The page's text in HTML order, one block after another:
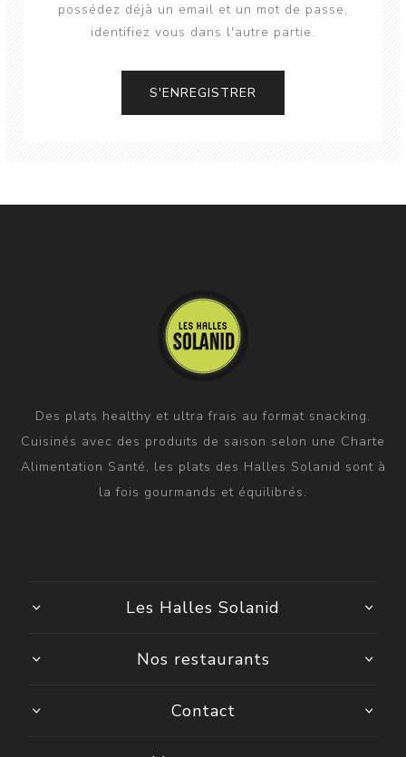
possédez déjà un email et un mot de passe,
identifiez vous dans l'autre partie.
S'ENREGISTRER
Des plats healthy et ultra frais au format snacking.
Cuisinés avec des produits de saison selon une Charte
Alimentation Santé, les plats des Halles Solanid sont à
la fois gourmands et équilibrés.
Les Halles Solanid
Nos restaurants
Contact